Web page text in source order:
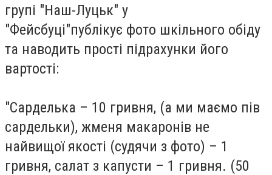
групі "Наш-Луцьк" у
"Фейсбуці"публікує фото шкільного обіду
та наводить прості підрахунки його
вартості:
"Сарделька – 10 гривня, (а ми маємо пів
сардельки), жменя макаронів не
найвищої якості (судячи з фото) – 1
гривня, салат з капусти – 1 гривня. (50